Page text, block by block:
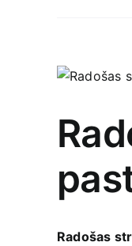
View
Image
Radošas